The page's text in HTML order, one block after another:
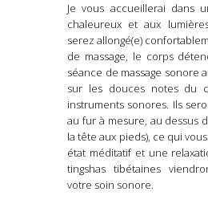
Je vous accueillerai dans
chaleureux et aux
serez allongé(e)
de massage, le corps
séance de massage sonore
sur les douces notes du
instruments sonores. Ils
au fur à mesure, au dessus
la tête aux pieds), ce qui
état méditatif et une
tingshas tibétaines
votre soin sonore.